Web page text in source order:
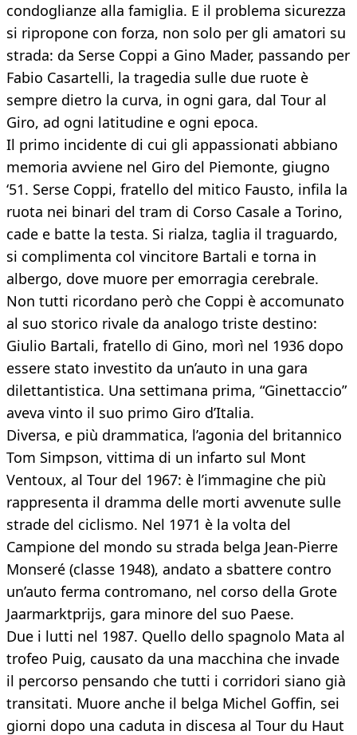
condoglianze alla famiglia. E il problema sicurezza
si ripropone con forza, non solo per gli amatori su
strada: da Serse Coppi a Gino Mader, passando per
Fabio Casartelli, la tragedia sulle due ruote è
sempre dietro la curva, in ogni gara, dal Tour al
Giro, ad ogni latitudine e ogni epoca.
Il primo incidente di cui gli appassionati abbiano
memoria avviene nel Giro del Piemonte, giugno
‘51. Serse Coppi, fratello del mitico Fausto, infila la
ruota nei binari del tram di Corso Casale a Torino,
cade e batte la testa. Si rialza, taglia il traguardo,
si complimenta col vincitore Bartali e torna in
albergo, dove muore per emorragia cerebrale.
Non tutti ricordano però che Coppi è accomunato
al suo storico rivale da analogo triste destino:
Giulio Bartali, fratello di Gino, morì nel 1936 dopo
essere stato investito da un’auto in una gara
dilettantistica. Una settimana prima, “Ginettaccio”
aveva vinto il suo primo Giro d’Italia.
Diversa, e più drammatica, l’agonia del britannico
Tom Simpson, vittima di un infarto sul Mont
Ventoux, al Tour del 1967: è l’immagine che più
rappresenta il dramma delle morti avvenute sulle
strade del ciclismo. Nel 1971 è la volta del
Campione del mondo su strada belga Jean-Pierre
Monseré (classe 1948), andato a sbattere contro
un’auto ferma contromano, nel corso della Grote
Jaarmarktprijs, gara minore del suo Paese.
Due i lutti nel 1987. Quello dello spagnolo Mata al
trofeo Puig, causato da una macchina che invade
il percorso pensando che tutti i corridori siano già
transitati. Muore anche il belga Michel Goffin, sei
giorni dopo una caduta in discesa al Tour du Haut